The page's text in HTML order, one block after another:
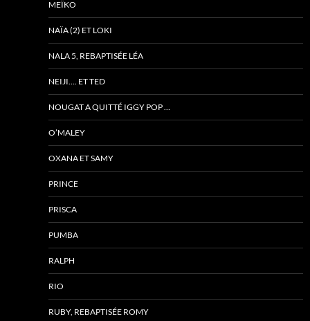
MEÏKO
NAÏA (2) ET LOKI
NALA 5, REBAPTISÉE LÉA
NEIJI…. ET TED
NOUGAT A QUITTÉ IGGY POP …
O’MALEY
OXANA ET SAMY
PRINCE
PRISCA
PUMBA
RALPH
RIO
RUBY, REBAPTISÉE ROMY